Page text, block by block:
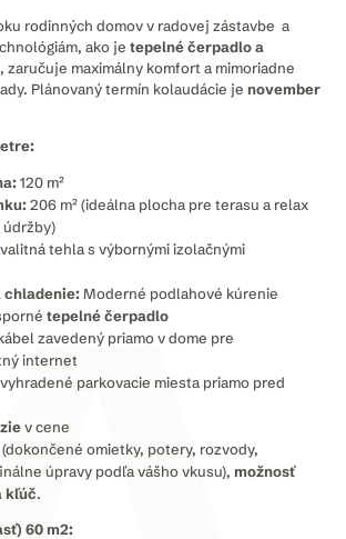
rodinných domov v radovej zástavbe a
ako je tepelné čerpadlo a
, zaručuje maximálny komfort a mimoriadne
Plánovaný termín kolaudácie je november
120 m²
206 m² (ideálna plocha pre terasu a relax
údržby)
tehla s výbornými izolačnými
chladenie:Moderné podlahové kúrenie
tepelné čerpadlo
zavedený priamo v dome pre
internet
parkovacie miesta priamo pred
v cene
omietky, potery, rozvody,
úpravy podľa vášho vkusu), možnosť
kľúč.
60 m2: